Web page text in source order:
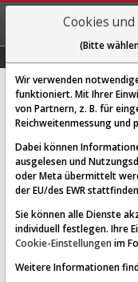
[TW
BID:
Website:
https://
Sektor:
Financial
21.65 Mrd.
Anzahl
Cookies
(Bitte
Wir verwenden
funktioniert. Mit Ihrer
von Partnern, z. B. für
Reichweitenmessung und
Dabei können
ausgelesen und
oder Meta übermittelt
der EU/des EWR
Sie können alle Dienste
individuell festlegen. Ihre
Cookie-Einstellungen im
Weitere Informationen